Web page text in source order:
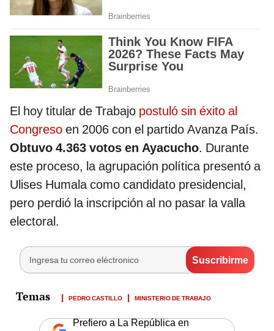
El hoy titular de Trabajo postuló sin éxito al
Congreso en 2006 con el partido Avanza País.
Obtuvo 4.363 votos en Ayacucho. Durante
este proceso, la agrupación política presentó a
Ulises Humala como candidato presidencial,
pero perdió la inscripción al no pasar la valla
electoral.
PEDRO CASTILLO MINISTERIO DE TRABAJO
Prefiero a La República en